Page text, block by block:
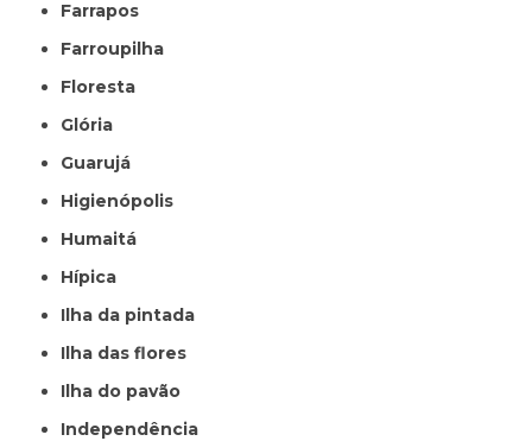
Farrapos
Farroupilha
Floresta
Glória
Guarujá
Higienópolis
Humaitá
Hípica
Ilha da pintada
Ilha das flores
Ilha do pavão
Independência